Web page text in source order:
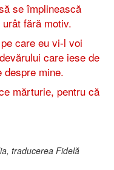
se împlinească
fără motiv.
care eu vi-l voi
care iese de
despre mine.
mărturie, pentru că
traducerea Fidelă